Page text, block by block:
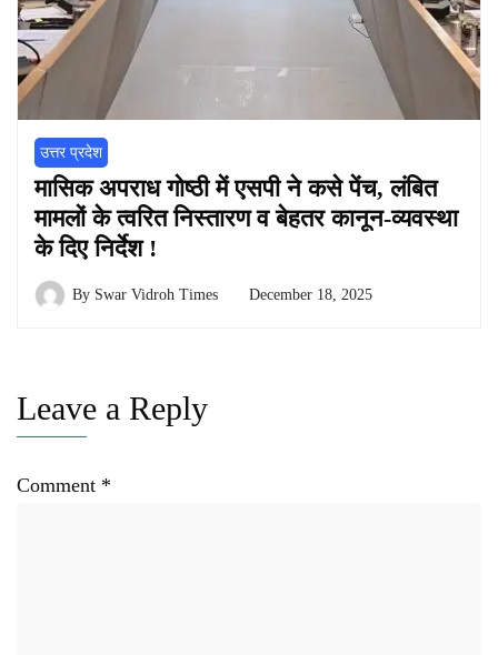
उत्तर प्रदेश
मासिक अपराध गोष्ठी में एसपी ने कसे पेंच, लंबित
मामलों के त्वरित निस्तारण व बेहतर कानून-व्यवस्था
के दिए निर्देश !
By Swar Vidroh Times December 18, 2025
Leave a Reply
Comment *